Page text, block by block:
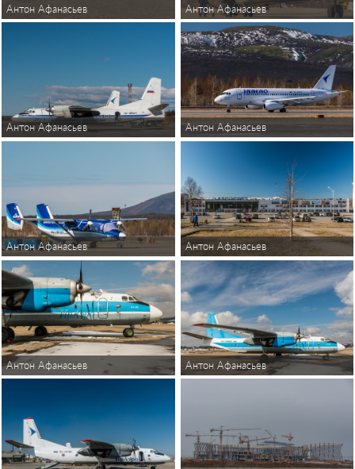
Антон Афанасьев Антон Афанасьев
Антон Афанасьев Антон Афанасьев
Антон Афанасьев Антон Афанасьев
Антон Афанасьев Антон Афанасьев